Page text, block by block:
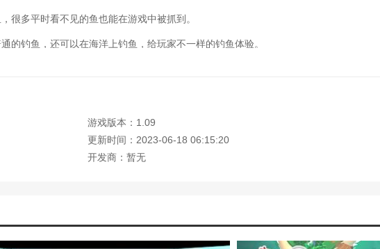
很多平时看不见的鱼也能在游戏中被抓到。
的钓鱼，还可以在海洋上钓鱼，给玩家不一样的钓鱼体验。
游戏版本：1.09
更新时间：2023-06-18 06:15:20
开发商：暂无